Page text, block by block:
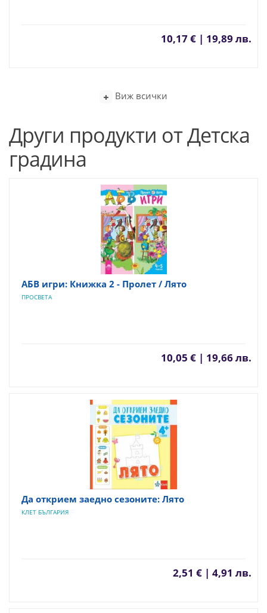
10,17 € | 19,89 лв.
Виж всички
Други продукти от Детска
градина
АБВ игри: Книжка 2 - Пролет / Лято
ПРОСВЕТА
10,05 € | 19,66 лв.
Да открием заедно сезоните: Лято
КЛЕТ БЪЛГАРИЯ
2,51 € | 4,91 лв.